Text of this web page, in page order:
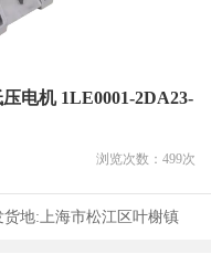
电机 1LE0001-2DA23-
浏览次数： 499次
货地: 上海市松江区叶榭镇